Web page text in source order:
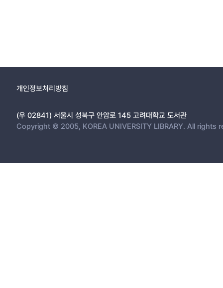
개인정보처리방침
(우 02841) 서울시 성북구 안암로 145 고려대학교 도서관
Copyright © 2005, KOREA UNIVERSITY LIBRARY. All rights